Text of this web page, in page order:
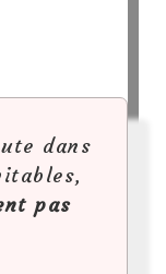
dans
pas